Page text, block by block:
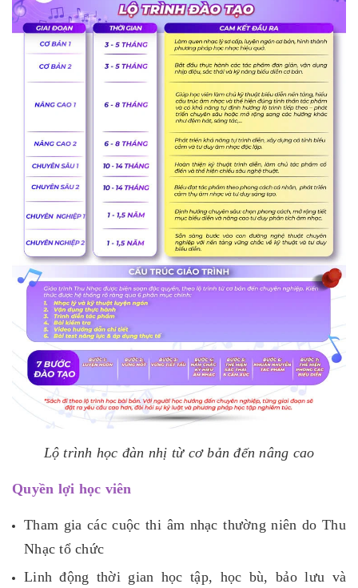
Lộ trình học đàn nhị từ cơ bản đến nâng cao
Quyền lợi học viên
Tham gia các cuộc thi âm nhạc thường niên do Thu
Nhạc tổ chức
Linh động thời gian học tập, học bù, bảo lưu và